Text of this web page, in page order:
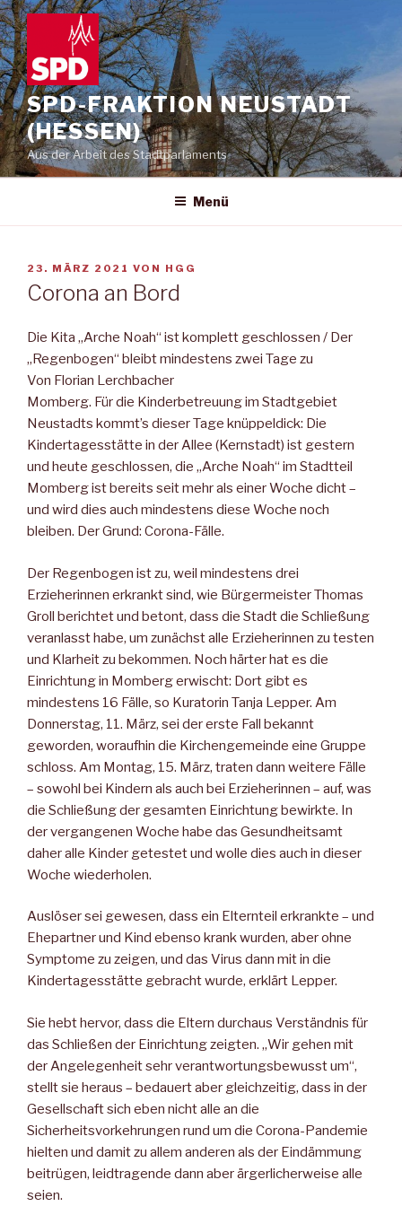
Zum
Inhalt
springen
SPD-FRAKTION NEUSTADT
(HESSEN)
Aus der Arbeit des Stadtparlaments
Menü
VERÖFFENTLICHT
AM
23. MÄRZ 2021 VON HGG
Corona an Bord
Die Kita „Arche Noah“ ist komplett geschlossen / Der
„Regenbogen“ bleibt mindestens zwei Tage zu
Von Florian Lerchbacher
Momberg. Für die Kinderbetreuung im Stadtgebiet
Neustadts kommt’s dieser Tage knüppeldick: Die
Kindertagesstätte in der Allee (Kernstadt) ist gestern
und heute geschlossen, die „Arche Noah“ im Stadtteil
Momberg ist bereits seit mehr als einer Woche dicht –
und wird dies auch mindestens diese Woche noch
bleiben. Der Grund: Corona-Fälle.
Der Regenbogen ist zu, weil mindestens drei
Erzieherinnen erkrankt sind, wie Bürgermeister Thomas
Groll berichtet und betont, dass die Stadt die Schließung
veranlasst habe, um zunächst alle Erzieherinnen zu testen
und Klarheit zu bekommen. Noch härter hat es die
Einrichtung in Momberg erwischt: Dort gibt es
mindestens 16 Fälle, so Kuratorin Tanja Lepper. Am
Donnerstag, 11. März, sei der erste Fall bekannt
geworden, woraufhin die Kirchengemeinde eine Gruppe
schloss. Am Montag, 15. März, traten dann weitere Fälle
– sowohl bei Kindern als auch bei Erzieherinnen – auf, was
die Schließung der gesamten Einrichtung bewirkte. In
der vergangenen Woche habe das Gesundheitsamt
daher alle Kinder getestet und wolle dies auch in dieser
Woche wiederholen.
Auslöser sei gewesen, dass ein Elternteil erkrankte – und
Ehepartner und Kind ebenso krank wurden, aber ohne
Symptome zu zeigen, und das Virus dann mit in die
Kindertagesstätte gebracht wurde, erklärt Lepper.
Sie hebt hervor, dass die Eltern durchaus Verständnis für
das Schließen der Einrichtung zeigten. „Wir gehen mit
der Angelegenheit sehr verantwortungsbewusst um“,
stellt sie heraus – bedauert aber gleichzeitig, dass in der
Gesellschaft sich eben nicht alle an die
Sicherheitsvorkehrungen rund um die Corona-Pandemie
hielten und damit zu allem anderen als der Eindämmung
beitrügen, leidtragende dann aber ärgerlicherweise alle
seien.